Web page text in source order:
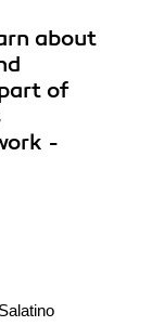
about
of
-